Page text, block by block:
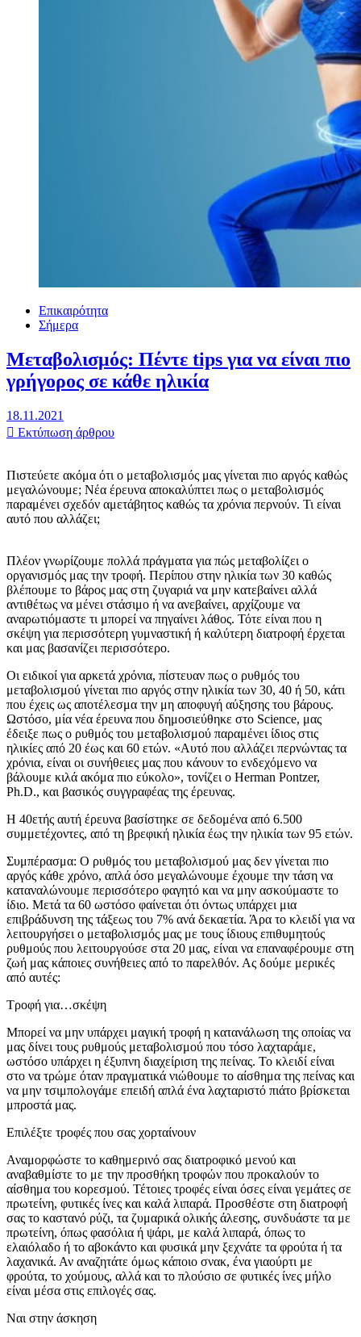
Επικαιρότητα
Σήμερα
Μεταβολισμός: Πέντε tips για να είναι πιο
γρήγορος σε κάθε ηλικία
18.11.2021
Εκτύπωση άρθρου
Πιστεύετε ακόμα ότι ο μεταβολισμός μας γίνεται πιο αργός καθώς
μεγαλώνουμε; Νέα έρευνα αποκαλύπτει πως ο μεταβολισμός
παραμένει σχεδόν αμετάβητος καθώς τα χρόνια περνούν. Τι είναι
αυτό που αλλάζει;
Πλέον γνωρίζουμε πολλά πράγματα για πώς μεταβολίζει ο
οργανισμός μας την τροφή. Περίπου στην ηλικία των 30 καθώς
βλέπουμε το βάρος μας στη ζυγαριά να μην κατεβαίνει αλλά
αντιθέτως να μένει στάσιμο ή να ανεβαίνει, αρχίζουμε να
αναρωτιόμαστε τι μπορεί να πηγαίνει λάθος. Τότε είναι που η
σκέψη για περισσότερη γυμναστική ή καλύτερη διατροφή έρχεται
και μας βασανίζει περισσότερο.
Οι ειδικοί για αρκετά χρόνια, πίστευαν πως ο ρυθμός του
μεταβολισμού γίνεται πιο αργός στην ηλικία των 30, 40 ή 50, κάτι
που έχεις ως αποτέλεσμα την μη αποφυγή αύξησης του βάρους.
Ωστόσο, μία νέα έρευνα που δημοσιεύθηκε στο Science, μας
έδειξε πως ο ρυθμός του μεταβολισμού παραμένει ίδιος στις
ηλικίες από 20 έως και 60 ετών. «Αυτό που αλλάζει περνώντας τα
χρόνια, είναι οι συνήθειες μας που κάνουν το ενδεχόμενο να
βάλουμε κιλά ακόμα πιο εύκολο», τονίζει ο Herman Pontzer,
Ph.D., και βασικός συγγραφέας της έρευνας.
Η 40ετής αυτή έρευνα βασίστηκε σε δεδομένα από 6.500
συμμετέχοντες, από τη βρεφική ηλικία έως την ηλικία των 95 ετών.
Συμπέρασμα: Ο ρυθμός του μεταβολισμού μας δεν γίνεται πιο
αργός κάθε χρόνο, απλά όσο μεγαλώνουμε έχουμε την τάση να
καταναλώνουμε περισσότερο φαγητό και να μην ασκούμαστε το
ίδιο. Μετά τα 60 ωστόσο φαίνεται ότι όντως υπάρχει μια
επιβράδυνση της τάξεως του 7% ανά δεκαετία. Άρα το κλειδί για να
λειτουργήσει ο μεταβολισμός μας με τους ίδιους επιθυμητούς
ρυθμούς που λειτουργούσε στα 20 μας, είναι να επαναφέρουμε στη
ζωή μας κάποιες συνήθειες από το παρελθόν. Ας δούμε μερικές
από αυτές:
Τροφή για…σκέψη
Μπορεί να μην υπάρχει μαγική τροφή η κατανάλωση της οποίας να
μας δίνει τους ρυθμούς μεταβολισμού που τόσο λαχταράμε,
ωστόσο υπάρχει η έξυπνη διαχείριση της πείνας. Το κλειδί είναι
στο να τρώμε όταν πραγματικά νιώθουμε το αίσθημα της πείνας και
να μην τσιμπολογάμε επειδή απλά ένα λαχταριστό πιάτο βρίσκεται
μπροστά μας.
Επιλέξτε τροφές που σας χορταίνουν
Αναμορφώστε το καθημερινό σας διατροφικό μενού και
αναβαθμίστε το με την προσθήκη τροφών που προκαλούν το
αίσθημα του κορεσμού. Τέτοιες τροφές είναι όσες είναι γεμάτες σε
πρωτείνη, φυτικές ίνες και καλά λιπαρά. Προσθέστε στη διατροφή
σας το καστανό ρύζι, τα ζυμαρικά ολικής άλεσης, συνδυάστε τα με
πρωτείνη, όπως φασόλια ή ψάρι, με καλά λιπαρά, όπως το
ελαιόλαδο ή το αβοκάντο και φυσικά μην ξεχνάτε τα φρούτα ή τα
λαχανικά. Αν αναζητάτε όμως κάποιο σνακ, ένα γιαούρτι με
φρούτα, το χούμους, αλλά και το πλούσιο σε φυτικές ίνες μήλο
είναι μέσα στις επιλογές σας.
Ναι στην άσκηση